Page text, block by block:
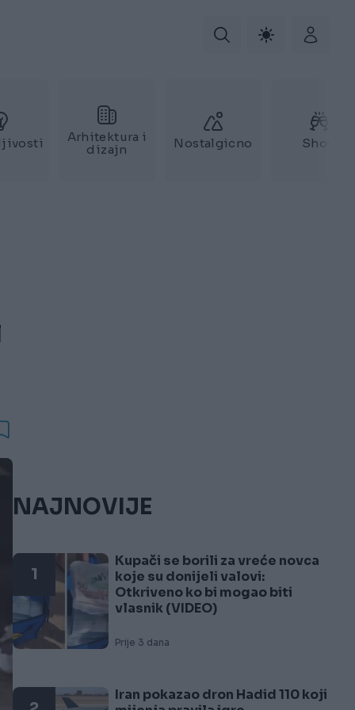
Arhitektura i
dizajn
Nostalgicno Show
NAJNOVIJE
1
Kupači se borili za vreće novca
koje su donijeli valovi:
Otkriveno ko bi mogao biti
vlasnik (VIDEO)
Prije 3 dana
Iran pokazao dron Hadid 110 koji